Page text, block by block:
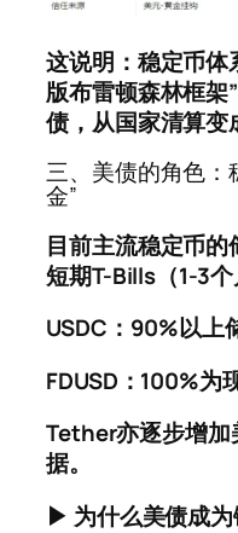
这说明： 稳定币体
版布雷顿森林框架
债，从国家清算变
三、美债的角色：
金”
目前主流稳定币
短期T-Bills（1-3
USDC：90%以上
FDUSD：100%为
Tether亦逐步增加
据。
▶ 为什么美债成为